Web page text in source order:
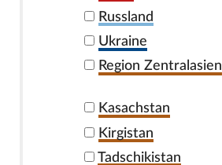
Russland
Ukraine
Region Zentralasien
Kasachstan
Kirgistan
Tadschikistan